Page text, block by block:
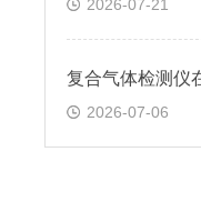
2026-07-21
2026-07-06